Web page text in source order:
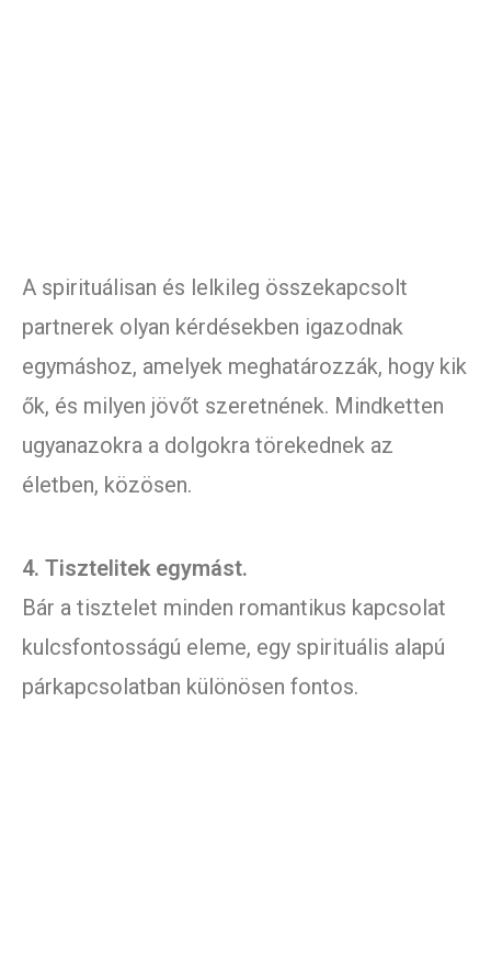
A spirituálisan és lelkileg összekapcsolt
partnerek olyan kérdésekben igazodnak
egymáshoz, amelyek meghatározzák, hogy kik
ők, és milyen jövőt szeretnének. Mindketten
ugyanazokra a dolgokra törekednek az
életben, közösen.
4. Tisztelitek egymást.
Bár a tisztelet minden romantikus kapcsolat
kulcsfontosságú eleme, egy spirituális alapú
párkapcsolatban különösen fontos.